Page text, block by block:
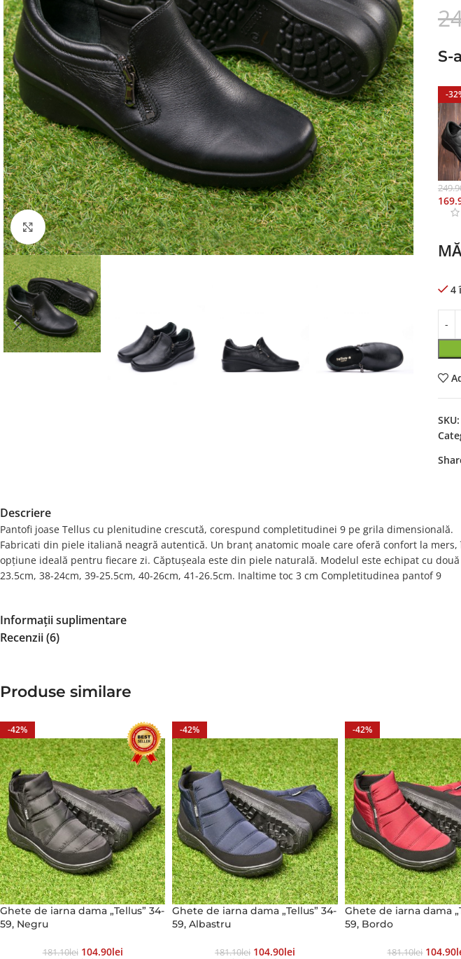
Faceți click pentru a mări
S-
-
4
SKU:
Descriere
Pantofi joase Tellus cu plenitudine crescută, corespund completitudinei 9 pe grila dimensională.
Fabricati din piele italiană neagră autentică. Un branț anatomic moale care oferă confort la
opțiune ideală pentru fiecare zi. Căptușeala este din piele naturală. Modelul este echipat cu
23.5cm, 38-24cm, 39-25.5cm, 40-26cm, 41-26.5cm. Inaltime toc 3 cm Completitudinea pantof 9
Informații suplimentare
Recenzii (6)
Produse similare
-42%
Ghete de iarna dama „Tellus” 34-
59, Negru
181.10Lei 104.90Lei
-42%
Ghete de iarna dama „Tellus” 34-
59, Albastru
181.10Lei 104.90Lei
-42%
Ghete de iarna dama
59, Bordo
181.10Lei 104.90